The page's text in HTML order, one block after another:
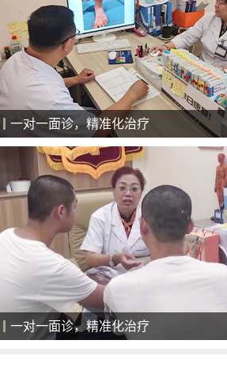
一对一面诊，精准化治疗
一对一面诊，精准化治疗